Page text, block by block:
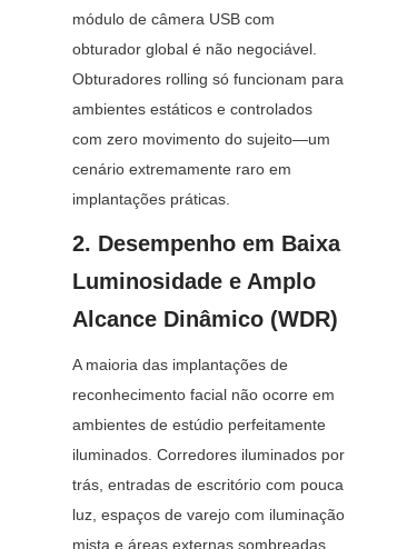
módulo de câmera USB com
obturador global é não negociável.
Obturadores rolling só funcionam para
ambientes estáticos e controlados
com zero movimento do sujeito—um
cenário extremamente raro em
implantações práticas.
2. Desempenho em Baixa
Luminosidade e Amplo
Alcance Dinâmico (WDR)
A maioria das implantações de
reconhecimento facial não ocorre em
ambientes de estúdio perfeitamente
iluminados. Corredores iluminados por
trás, entradas de escritório com pouca
luz, espaços de varejo com iluminação
mista e áreas externas sombreadas